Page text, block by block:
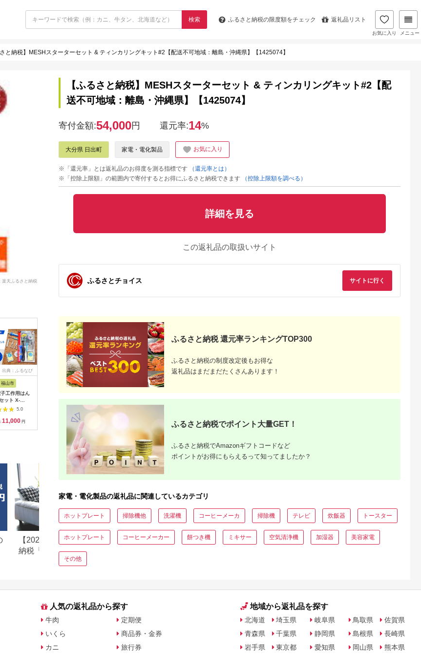
検索 ふるさと納税の限度額をチェック 返礼品リスト
お気に入り メニュー
さと納税】MESHスターターセット & ティンカリングキット#2【配送不可地域：離島・沖縄県】【1425074】
楽天ふるさと納税
出典：ふるなび
福山市
工作用はん
ット X-
工
5.0
11,000 円
出典：JRE MALLふる
さと納税
宮城県 角田市
【単3×72本】乾電池
BIGCAPA basic plus
アルカリ乾電池 単3形
LR6Bbp/12S
5.0
10,000
出典：ふるなび
乾電池エボルタNEO
単3・4形 計20本 アル
ック
出典：ふるなび
MOTTERU(モッテル)
AC充電器 PD35W
式プラグ 急速充電
PSE適合製品 2年保証
ルアイリス【 神奈川
県 海老名市 】
寄付金額: 11,000円
出典：ふるなび
ピアノ HP702 ライト
オーク調 設置作業付
寄付金額:600,000円
MOTTERU(モッテ
ル) Power
ウダーブルー
【Canon】 キヤノン
ミラーレス カメラ
【2026年最新版】ふるさと
納税「食べ物以外」返礼品
の還元率ランキング！
楽天ふるさと納税でこだわ
【ふるさと納税】MESHスターターセット & ティンカリングキット#2【配
送不可地域：離島・沖縄県】【1425074】
寄付金額:54,000円 還元率:14%
大分県 日出町 家電・電化製品 お気に入り
※「還元率」とは返礼品のお得度を測る指標です
（還元率とは）
※「控除上限額」の範囲内で寄付するとお得にふるさと納税できます
（控除上限額を調べる）
詳細を見る
この返礼品の取扱いサイト
ふるさとチョイス サイトに行く
ふるさと納税 還元率ランキングTOP300
ふるさと納税の制度改定後もお得な
返礼品はまだまだたくさんあります！
ふるさと納税でポイント大量GET！
ふるさと納税でAmazonギフトコードなど
ポイントがお得にもらえるって知ってましたか？
家電・電化製品の返礼品に関連しているカテゴリ
ホットプレート 掃除機他 洗濯機 コーヒーメーカ 掃除機 テレビ 炊飯器 トースター
ホットプレート コーヒーメーカー 餅つき機 ミキサー 空気清浄機 加湿器 美容家電
その他
人気の返礼品から探す
牛肉
いくら
カニ
定期便
商品券・金券
旅行券
地域から返礼品を探す
北海道
青森県
岩手県
埼玉県
千葉県
東京都
岐阜県
静岡県
愛知県
鳥取県
島根県
岡山県
佐賀県
長崎県
熊本県